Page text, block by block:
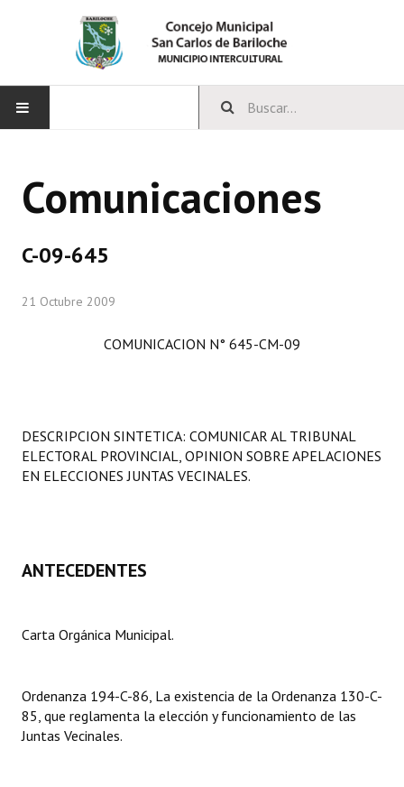
CONCEJO
Comisiones Especiales
LEGISLACIÓN
Carta Orgánica 2007
Organigrama
DOCUMENTOS
Comunicaciones
C-09-645
21 Octubre 2009
COMUNICACION N° 645-CM-09
DESCRIPCION SINTETICA: COMUNICAR AL TRIBUNAL
ELECTORAL PROVINCIAL, OPINION SOBRE APELACIONES
EN ELECCIONES JUNTAS VECINALES.
ANTECEDENTES
Carta Orgánica Municipal.
Ordenanza 194-C-86, La existencia de la Ordenanza 130-C-
85, que reglamenta la elección y funcionamiento de las
Juntas Vecinales.